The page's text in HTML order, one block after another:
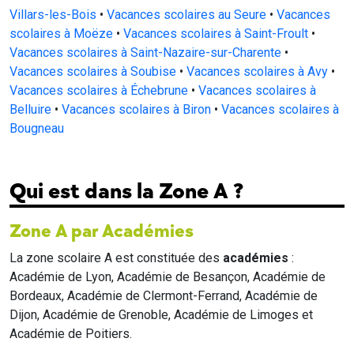
Villars-les-Bois • Vacances scolaires au Seure • Vacances
scolaires à Moëze • Vacances scolaires à Saint-Froult •
Vacances scolaires à Saint-Nazaire-sur-Charente •
Vacances scolaires à Soubise • Vacances scolaires à Avy •
Vacances scolaires à Échebrune • Vacances scolaires à
Belluire • Vacances scolaires à Biron • Vacances scolaires à
Bougneau
Qui est dans la Zone A ?
Zone A par Académies
La zone scolaire A est constituée des académies :
Académie de Lyon, Académie de Besançon, Académie de
Bordeaux, Académie de Clermont-Ferrand, Académie de
Dijon, Académie de Grenoble, Académie de Limoges et
Académie de Poitiers.